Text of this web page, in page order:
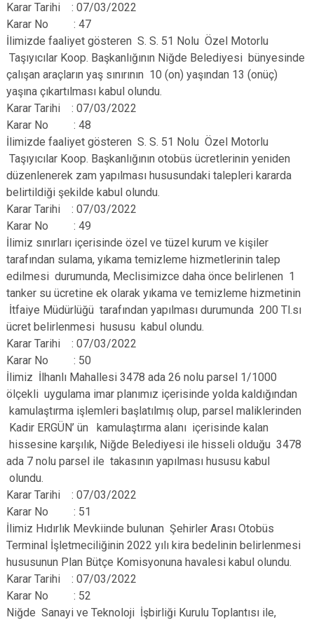
Karar Tarihi : 07/03/2022
Karar No : 47
İlimizde faaliyet gösteren S. S. 51 Nolu Özel Motorlu
Taşıyıcılar Koop. Başkanlığının Niğde Belediyesi bünyesinde
çalışan araçların yaş sınırının 10 (on) yaşından 13 (onüç)
yaşına çıkartılması kabul olundu.
Karar Tarihi : 07/03/2022
Karar No : 48
İlimizde faaliyet gösteren S. S. 51 Nolu Özel Motorlu
Taşıyıcılar Koop. Başkanlığının otobüs ücretlerinin yeniden
düzenlenerek zam yapılması hususundaki talepleri kararda
belirtildiği şekilde kabul olundu.
Karar Tarihi : 07/03/2022
Karar No : 49
İlimiz sınırları içerisinde özel ve tüzel kurum ve kişiler
tarafından sulama, yıkama temizleme hizmetlerinin talep
edilmesi durumunda, Meclisimizce daha önce belirlenen 1
tanker su ücretine ek olarak yıkama ve temizleme hizmetinin
İtfaiye Müdürlüğü tarafından yapılması durumunda 200 Tl.sı
ücret belirlenmesi hususu kabul olundu.
Karar Tarihi : 07/03/2022
Karar No : 50
İlimiz İlhanlı Mahallesi 3478 ada 26 nolu parsel 1/1000
ölçekli uygulama imar planımız içerisinde yolda kaldığından
kamulaştırma işlemleri başlatılmış olup, parsel maliklerinden
Kadir ERGÜN’ ün kamulaştırma alanı içerisinde kalan
hissesine karşılık, Niğde Belediyesi ile hisseli olduğu 3478
ada 7 nolu parsel ile takasının yapılması hususu kabul
olundu.
Karar Tarihi : 07/03/2022
Karar No : 51
İlimiz Hıdırlık Mevkiinde bulunan Şehirler Arası Otobüs
Terminal İşletmeciliğinin 2022 yılı kira bedelinin belirlenmesi
hususunun Plan Bütçe Komisyonuna havalesi kabul olundu.
Karar Tarihi : 07/03/2022
Karar No : 52
Niğde Sanayi ve Teknoloji İşbirliği Kurulu Toplantısı ile,